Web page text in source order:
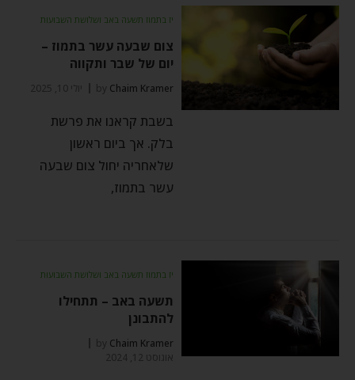
יז בתמוז תשעה באב ושלושת השבועות
צום שבעה עשר בתמוז –
יום של שבר ותקווה
by Chaim Kramer יולי 10, 2025
בשבת קראנו את פרשת
בלק. אך ביום ראשון
שלאחריה יחול צום שבעה
עשר בתמוז,
יז בתמוז תשעה באב ושלושת השבועות
תשעה באב – תתחילו
להתבונן
by Chaim Kramer
אוגוסט 12, 2024